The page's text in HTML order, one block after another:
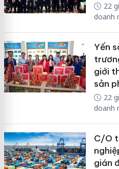
22
doanh
Yến
giới
sản
22
doanh
C/O
gián